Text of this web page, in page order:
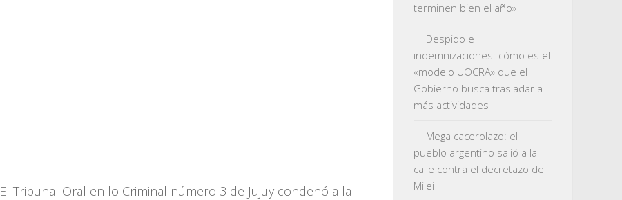
El Tribunal Oral en lo Criminal número 3 de Jujuy condenó a la
terminen bien el año»
Despido e
indemnizaciones: cómo es el
«modelo UOCRA» que el
Gobierno busca trasladar a
más actividades
Mega cacerolazo: el
pueblo argentino salió a la
calle contra el decretazo de
Milei